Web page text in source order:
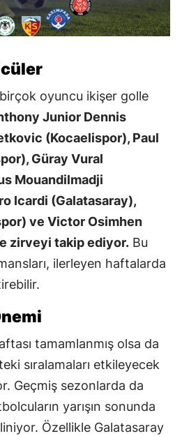
oyuncu ikişer golle
Junior Dennis
(Kocaelispor), Paul
Güray Vural
Mouandilmadji
Icardi (Galatasaray),
ve Victor Osimhen
zirveyi takip ediyor. Bu
ilerleyen haftalarda
tamamlanmış olsa da
sıralamaları etkileyecek
Geçmiş sezonlarda da
yarışın sonunda
Özellikle Galatasaray